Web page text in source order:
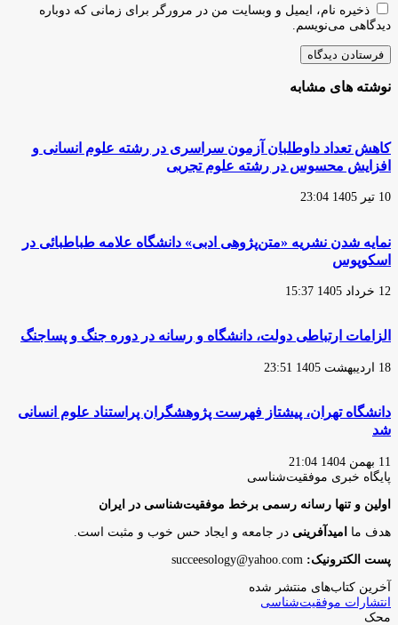
ذخیره نام، ایمیل و وبسایت من در مرورگر برای زمانی که دوباره
دیدگاهی می‌نویسم.
نوشته های مشابه
کاهش تعداد داوطلبان آزمون سراسری در رشته‌ علوم انسانی و
افزایش محسوس در رشته علوم تجربی
10 تیر 1405 23:04
نمایه شدن نشریه «متن‌پژوهی ادبی» دانشگاه علامه طباطبائی در
اسکوپوس
12 خرداد 1405 15:37
الزامات ارتباطی دولت، دانشگاه و رسانه در دوره جنگ و پساجنگ
18 اردیبهشت 1405 23:51
دانشگاه تهران، پیشتاز فهرست پژوهشگران پراستناد علوم انسانی
شد
11 بهمن 1404 21:04
پایگاه‌ خبری موفقیت‌شناسی
اولین و تنها رسانه رسمی برخط موفقیت‌شناسی در ایران
هدف ما امیدآفرینی در جامعه و ایجاد حس خوب و مثبت است.
پست الکترونیک:
آخرین کتاب‌های منتشر شده
انتشارات موفقیت‌شناسی
محک